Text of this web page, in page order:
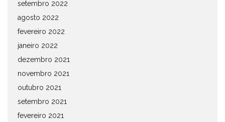
setembro 2022
agosto 2022
fevereiro 2022
janeiro 2022
dezembro 2021
novembro 2021
outubro 2021
setembro 2021
fevereiro 2021